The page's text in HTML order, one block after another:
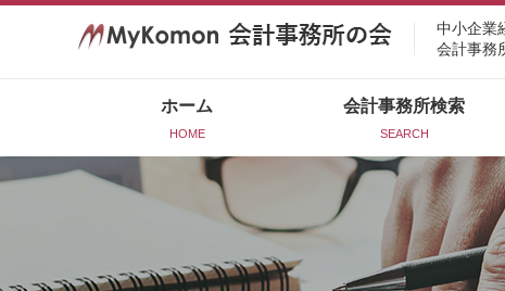
中小企業
会計事務
ホーム
HOME
会計事務所検索
SEARCH